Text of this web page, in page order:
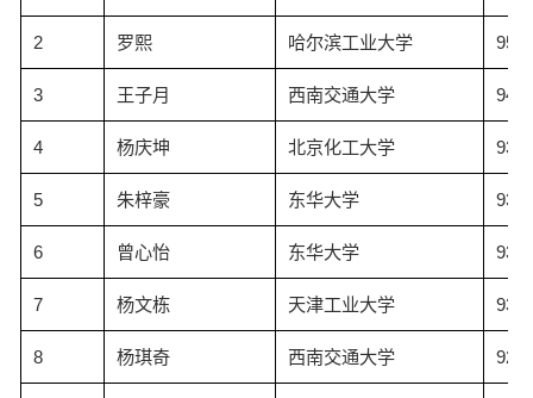
2 罗熙 哈尔滨工业大学
3 王子月 西南交通大学
4 杨庆坤 北京化工大学
5 朱梓豪 东华大学
6 曾心怡 东华大学
7 杨文栋 天津工业大学
8 杨琪奇 西南交通大学